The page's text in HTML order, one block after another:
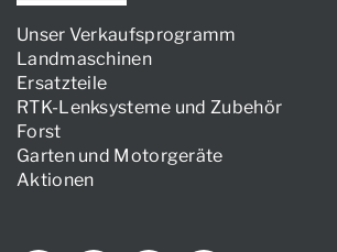
Unser Verkaufsprogramm
Landmaschinen
Ersatzteile
RTK-Lenksysteme und Zubehör
Forst
Garten und Motorgeräte
Aktionen